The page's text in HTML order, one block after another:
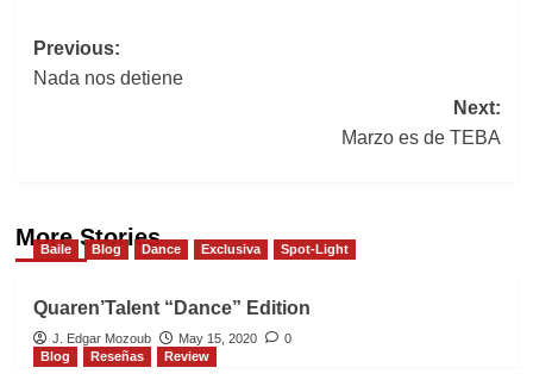
Post
navigation
Previous:
Nada nos detiene
Next:
Marzo es de TEBA
More Stories
Baile Blog Dance Exclusiva Spot-Light
Quaren’Talent “Dance” Edition
J. Edgar Mozoub May 15, 2020
0
Blog
Reseñas Review